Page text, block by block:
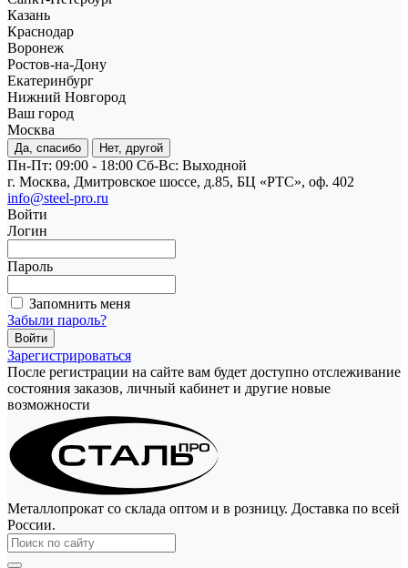
Казань
Краснодар
Воронеж
Ростов-на-Дону
Екатеринбург
Нижний Новгород
Ваш город
Москва
Да, спасибо Нет, другой
Пн-Пт: 09:00 - 18:00 Cб-Вс: Выходной
г. Москва, Дмитровское шоссе, д.85, БЦ «РТС», оф. 402
info@steel-pro.ru
Войти
Логин
Пароль
Запомнить меня
Забыли пароль?
Зарегистрироваться
После регистрации на сайте вам будет доступно отслеживание
состояния заказов, личный кабинет и другие новые
возможности
Металлопрокат со склада оптом и в розницу. Доставка по всей
России.